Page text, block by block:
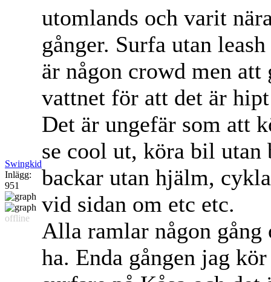
Swingkid
Inlägg:
951
offline
utomlands och varit
gånger. Surfa utan
är någon crowd men
vattnet för att det är
Det är ungefär som att
se cool ut, köra bil utan
backar utan hjälm,
vid sidan om etc etc.
Alla ramlar någon gång
ha. Enda gången jag